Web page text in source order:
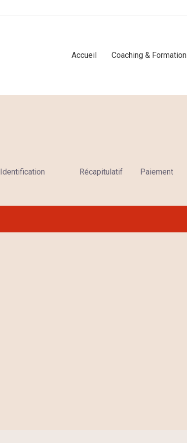
Accueil Coaching & Formation
Identification Récapitulatif Paiement